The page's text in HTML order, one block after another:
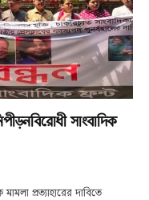
সাংবাদিক
প্রত্যাহারের দাবিতে